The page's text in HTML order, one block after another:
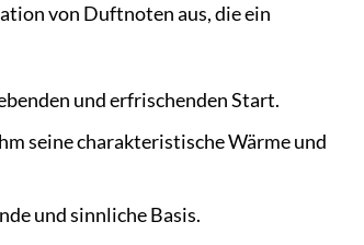
von Duftnoten aus, die ein
und erfrischenden Start.
seine charakteristische Wärme und
und sinnliche Basis.